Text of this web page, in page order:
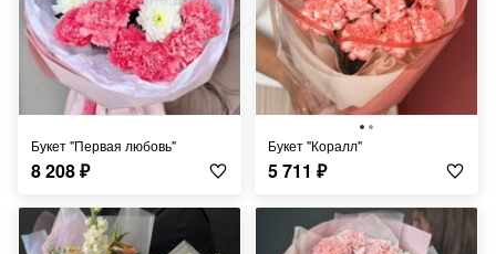
Букет "Первая любовь"
8 208₽
Букет "Коралл"
5 711 ₽